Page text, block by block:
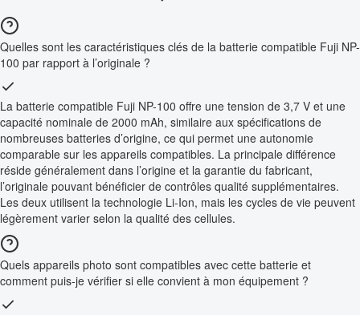
Quelles sont les caractéristiques clés de la batterie compatible Fuji NP-
100 par rapport à l’originale ?
La batterie compatible Fuji NP-100 offre une tension de 3,7 V et une
capacité nominale de 2000 mAh, similaire aux spécifications de
nombreuses batteries d’origine, ce qui permet une autonomie
comparable sur les appareils compatibles. La principale différence
réside généralement dans l’origine et la garantie du fabricant,
l’originale pouvant bénéficier de contrôles qualité supplémentaires.
Les deux utilisent la technologie Li-Ion, mais les cycles de vie peuvent
légèrement varier selon la qualité des cellules.
Quels appareils photo sont compatibles avec cette batterie et
comment puis-je vérifier si elle convient à mon équipement ?